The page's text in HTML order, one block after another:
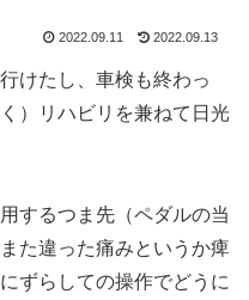
2022.09.11 2022.09.13
けたし、車検も終わっ
）リハビリを兼ねて日光
するつま先（ペダルの当
た違った痛みというか痺
ずらしての操作でどうに